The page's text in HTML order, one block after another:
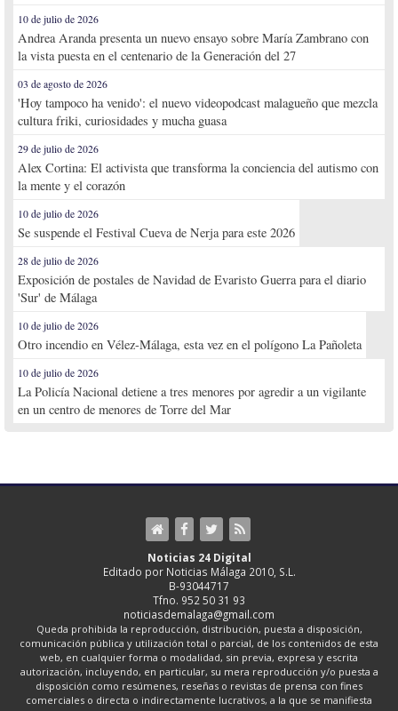
10 de julio de 2026
Andrea Aranda presenta un nuevo ensayo sobre María Zambrano con
la vista puesta en el centenario de la Generación del 27
03 de agosto de 2026
'Hoy tampoco ha venido': el nuevo videopodcast malagueño que mezcla
cultura friki, curiosidades y mucha guasa
29 de julio de 2026
Alex Cortina: El activista que transforma la conciencia del autismo con
la mente y el corazón
10 de julio de 2026
Se suspende el Festival Cueva de Nerja para este 2026
28 de julio de 2026
Exposición de postales de Navidad de Evaristo Guerra para el diario
'Sur' de Málaga
10 de julio de 2026
Otro incendio en Vélez-Málaga, esta vez en el polígono La Pañoleta
10 de julio de 2026
La Policía Nacional detiene a tres menores por agredir a un vigilante
en un centro de menores de Torre del Mar
Noticias 24 Digital
Editado por Noticias Málaga 2010, S.L.
B-93044717
Tfno. 952 50 31 93
noticiasdemalaga@gmail.com
Queda prohibida la reproducción, distribución, puesta a disposición,
comunicación pública y utilización total o parcial, de los contenidos de esta
web, en cualquier forma o modalidad, sin previa, expresa y escrita
autorización, incluyendo, en particular, su mera reproducción y/o puesta a
disposición como resúmenes, reseñas o revistas de prensa con fines
comerciales o directa o indirectamente lucrativos, a la que se manifiesta